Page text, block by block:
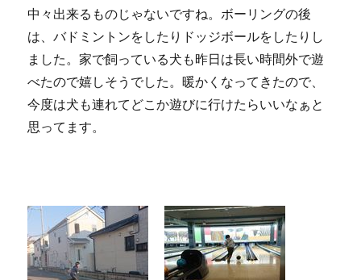
中々出来るものじゃないですね。ボーリングの後
は、バドミントンをしたりドッジボールをしたりし
ました。家で飼っている犬も昨日は長い時間外で遊
べたので嬉しそうでした。暖かくなってきたので、
今度は犬も連れてどこか遊びに行けたらいいなぁと
思ってます。